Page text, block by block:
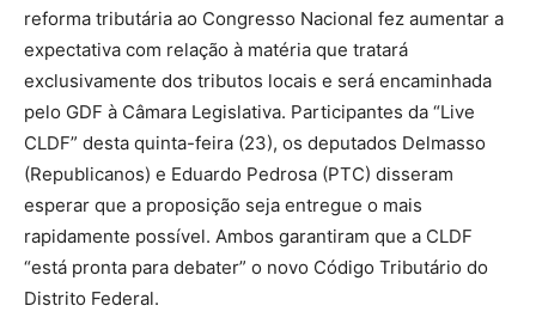
reforma tributária ao Congresso Nacional fez aumentar a
expectativa com relação à matéria que tratará
exclusivamente dos tributos locais e será encaminhada
pelo GDF à Câmara Legislativa. Participantes da “Live
CLDF” desta quinta-feira (23), os deputados Delmasso
(Republicanos) e Eduardo Pedrosa (PTC) disseram
esperar que a proposição seja entregue o mais
rapidamente possível. Ambos garantiram que a CLDF
“está pronta para debater” o novo Código Tributário do
Distrito Federal.